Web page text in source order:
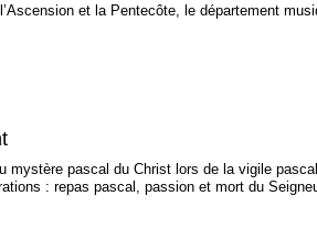
et la Pentecôte, le département
mystère pascal du Christ lors de la vigile
: repas pascal, passion et mort du